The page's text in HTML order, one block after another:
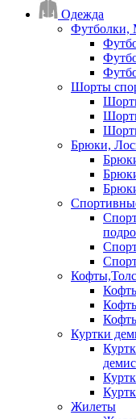
Одежда
Футболки,
Шорты
Брюки,
Куртки
Жилеты